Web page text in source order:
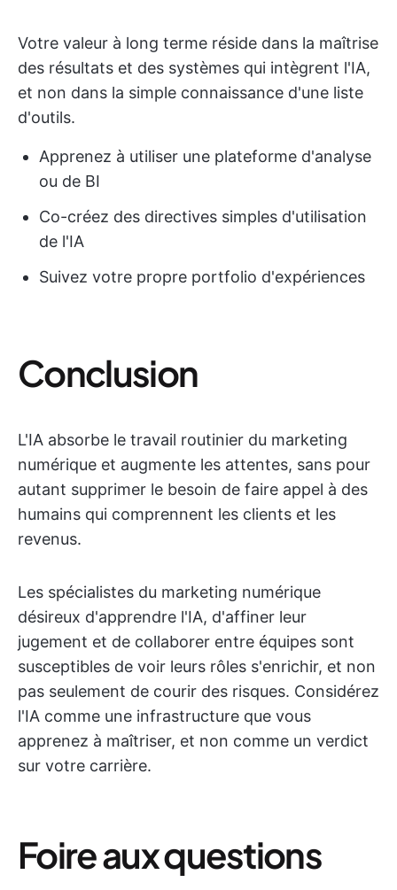
Votre valeur à long terme réside dans la maîtrise
des résultats et des systèmes qui intègrent l'IA,
et non dans la simple connaissance d'une liste
d'outils.
Apprenez à utiliser une plateforme d'analyse
ou de BI
Co-créez des directives simples d'utilisation
de l'IA
Suivez votre propre portfolio d'expériences
Conclusion
L'IA absorbe le travail routinier du marketing
numérique et augmente les attentes, sans pour
autant supprimer le besoin de faire appel à des
humains qui comprennent les clients et les
revenus.
Les spécialistes du marketing numérique
désireux d'apprendre l'IA, d'affiner leur
jugement et de collaborer entre équipes sont
susceptibles de voir leurs rôles s'enrichir, et non
pas seulement de courir des risques. Considérez
l'IA comme une infrastructure que vous
apprenez à maîtriser, et non comme un verdict
sur votre carrière.
Foire aux questions